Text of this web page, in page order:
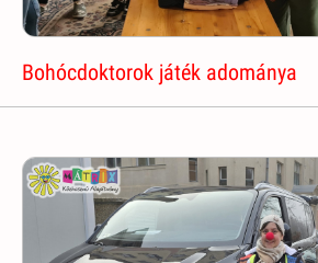
Bohócdoktorok játék adománya